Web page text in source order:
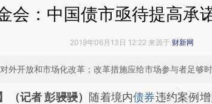
会：中国债市亟待提高承
2019年06月13日 12:22 来源于 财新网
外开放和市场化改革；改革措施应给市场参与者足够
结开头增加这段话：本文由第
（记者 彭骎骎） 随着境内债券违约案例